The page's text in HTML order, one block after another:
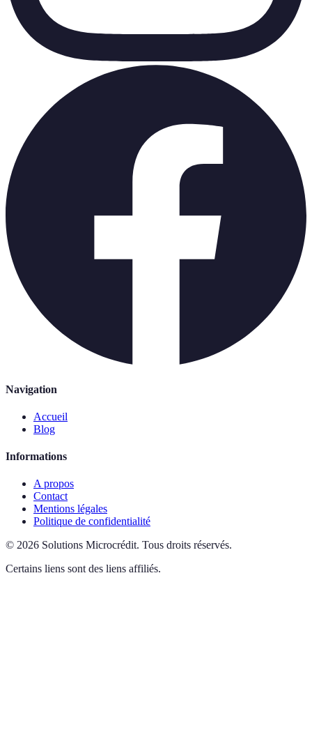
Navigation
Accueil
Blog
Informations
A propos
Contact
Mentions légales
Politique de confidentialité
© 2026 Solutions Microcrédit. Tous droits réservés.
Certains liens sont des liens affiliés.